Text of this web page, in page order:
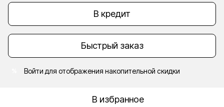
В кредит
Быстрый заказ
Войти для отображения накопительной скидки
В избранное